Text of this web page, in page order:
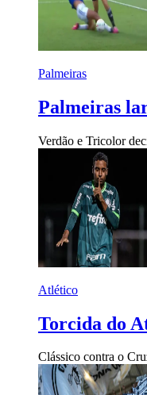
Palmeiras
Palmeiras
Verdão e Tricolor
Atlético
Torcida do
Clássico contra o